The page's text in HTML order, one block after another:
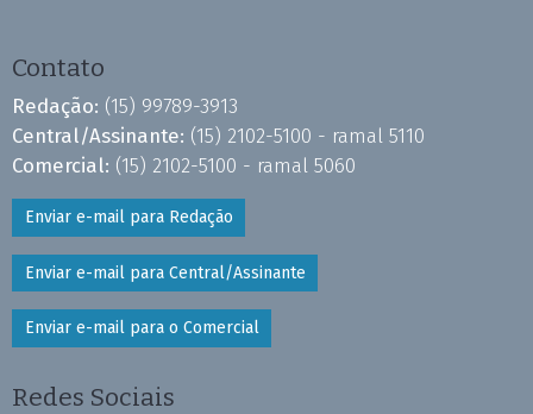
Contato
Redação: (15) 99789-3913
Central/Assinante: (15) 2102-5100 - ramal 5110
Comercial: (15) 2102-5100 - ramal 5060
Enviar e-mail para Redação
Enviar e-mail para Central/Assinante
Enviar e-mail para o Comercial
Redes Sociais